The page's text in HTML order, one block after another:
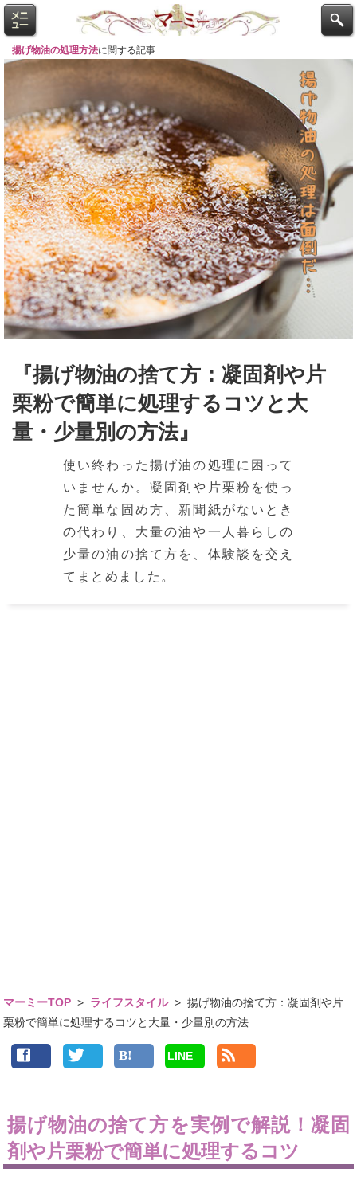
揚げ物油の処理方法に関する記事
『揚げ物油の捨て方：凝固剤や片
栗粉で簡単に処理するコツと大
量・少量別の方法』
使い終わった揚げ油の処理に困って
いませんか。凝固剤や片栗粉を使っ
た簡単な固め方、新聞紙がないとき
の代わり、大量の油や一人暮らしの
少量の油の捨て方を、体験談を交え
てまとめました。
マーミーTOP > ライフスタイル>揚げ物油の捨て方：凝固剤や片
栗粉で簡単に処理するコツと大量・少量別の方法
LINE
揚げ物油の捨て方を実例で解説！凝固
剤や片栗粉で簡単に処理するコツ